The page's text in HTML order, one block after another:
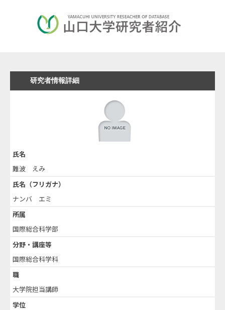
研究者情報詳細
氏名
難波 えみ
氏名（フリガナ）
ナンバ エミ
所属
国際総合科学部
分野・講座等
国際総合科学科
職
大学院担当講師
学位